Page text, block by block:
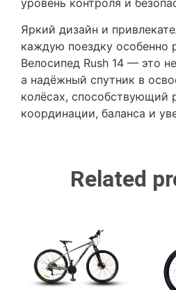
Яркий дизайн и
каждую поездку особенно
Велосипед Rush 14 — это
а надёжный спутник в
колёсах, способствующий
координации, баланса и
Related